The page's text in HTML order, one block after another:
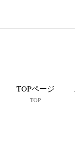
TOPページ
TOP